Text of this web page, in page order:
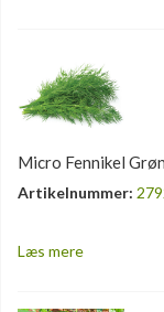
Micro Fennikel
Artikelnummer:
Læs mere